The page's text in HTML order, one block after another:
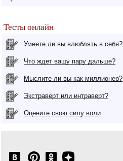
Тесты онлайн
Умеете ли вы влюблять в себя?
Что ждет вашу пару дальше?
Мыслите ли вы как миллионер?
Экстраверт или интраверт?
Оцените свою силу воли